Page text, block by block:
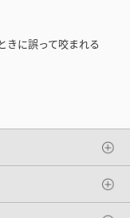
に誤って咬まれる